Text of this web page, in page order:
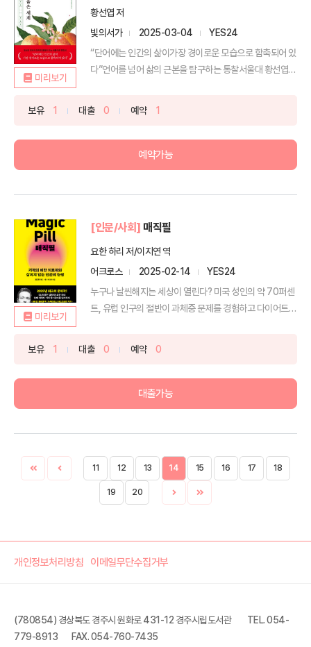
미리보기
황선엽 저
빛의서가
2025-03-04
YES24
“단어에는 인간의 삶이가장 경이로운 모습으로 함축되어 있
다”언어를 넘어 삶의 근본을 탐구하는 통찰서울대 황선엽
보유 1 대출 0 예약 1
예약가능
미리보기
[인문/사회] 매직필
요한 하리 저/이지연 역
어크로스
2025-02-14
YES24
누구나 날씬해지는 세상이 열린다? 미국 성인의 약 70퍼센
트, 유럽 인구의 절반이 과체중 문제를 경험하고 다이어트
보유 1 대출 0 예약 0
대출가능
11 12 13 14 15 16 17 18
19 20
개인정보처리방침 이메일무단수집거부
(780854) 경상북도 경주시 원화로 431-12 경주시립도서관
TEL. 054-
779-8913
FAX. 054-760-7435